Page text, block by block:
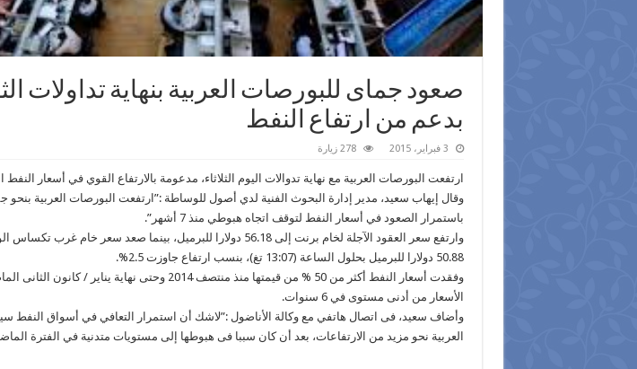
صعود جماى للبورصات العربية بنهاية تداولات
بدعم من ارتفاع ‫‏النفط‬
3 فبراير، 2015 278 زيارة
ارتفعت البورصات العربية مع نهاية تدوالات اليوم الثلاثاء، مدعومة بالارتفاع القوي في أسعار النفط
وقال إيهاب سعيد، مدير إدارة البحوث الفنية لدي أصول للوساطة :”ارتفعت البورصات العربية
باستمرار الصعود في أسعار النفط لتوقف اتجاه هبوطي منذ 7 أشهر”.
وارتفع سعر العقود الآجلة لخام برنت إلى 56.18 دولارا للبرميل، بينما صعد سعر
50.88 دولارا للبرميل بحلول الساعة (13:07 تغ)، بنسب ارتفاع جاوزت 2.5%.
وفقدت أسعار النفط أكثر من 50 % من قيمتها منذ منتصف 2014 وحتى نهاية
الأسعار من أدنى مستوى في 6 سنوات.
وأضاف سعيد، فى اتصال هاتفي مع وكالة الأناضول :”لاشك أن استمرار التعافي في أسواق النفط
العربية نحو مزيد من الارتفاعات، بعد أن كان سببا فى هبوطها إلى مستويات متدنية في الفترة